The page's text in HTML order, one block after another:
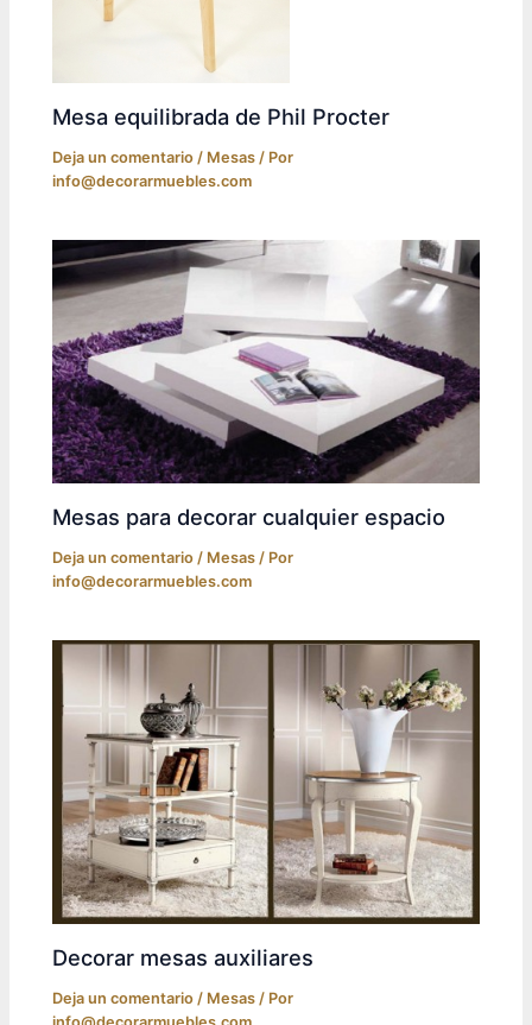
Mesa equilibrada de Phil Procter
Deja un comentario / Mesas / Por
info@decorarmuebles.com
Mesas para decorar cualquier espacio
Deja un comentario / Mesas / Por
info@decorarmuebles.com
Decorar mesas auxiliares
Deja un comentario / Mesas / Por